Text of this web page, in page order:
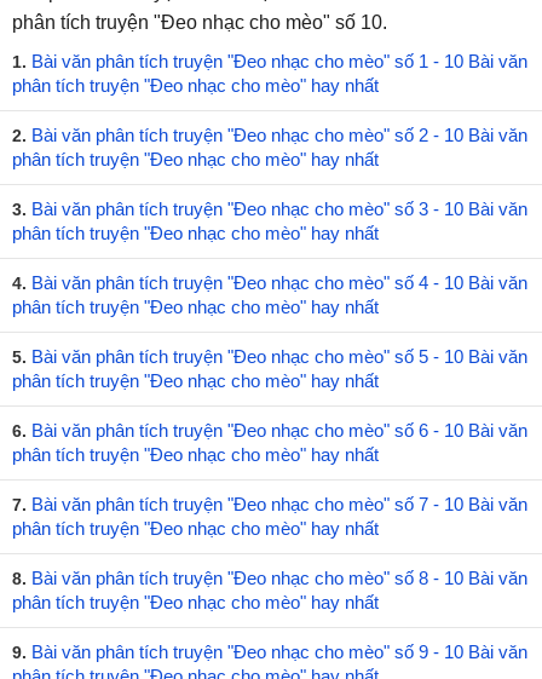
phân tích truyện "Đeo nhạc cho mèo" số 10.
1. Bài văn phân tích truyện "Đeo nhạc cho mèo" số 1 - 10 Bài văn
phân tích truyện "Đeo nhạc cho mèo" hay nhất
2. Bài văn phân tích truyện "Đeo nhạc cho mèo" số 2 - 10 Bài văn
phân tích truyện "Đeo nhạc cho mèo" hay nhất
3. Bài văn phân tích truyện "Đeo nhạc cho mèo" số 3 - 10 Bài văn
phân tích truyện "Đeo nhạc cho mèo" hay nhất
4. Bài văn phân tích truyện "Đeo nhạc cho mèo" số 4 - 10 Bài văn
phân tích truyện "Đeo nhạc cho mèo" hay nhất
5. Bài văn phân tích truyện "Đeo nhạc cho mèo" số 5 - 10 Bài văn
phân tích truyện "Đeo nhạc cho mèo" hay nhất
6. Bài văn phân tích truyện "Đeo nhạc cho mèo" số 6 - 10 Bài văn
phân tích truyện "Đeo nhạc cho mèo" hay nhất
7. Bài văn phân tích truyện "Đeo nhạc cho mèo" số 7 - 10 Bài văn
phân tích truyện "Đeo nhạc cho mèo" hay nhất
8. Bài văn phân tích truyện "Đeo nhạc cho mèo" số 8 - 10 Bài văn
phân tích truyện "Đeo nhạc cho mèo" hay nhất
9. Bài văn phân tích truyện "Đeo nhạc cho mèo" số 9 - 10 Bài văn